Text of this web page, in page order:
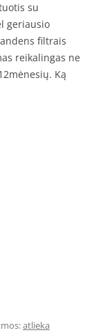
su
geriausio
filtrais
reikalingas ne
Ką
atlieka